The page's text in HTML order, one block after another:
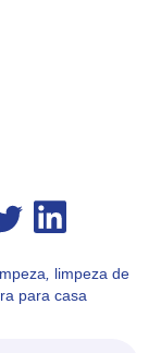
, limpeza de
para casa